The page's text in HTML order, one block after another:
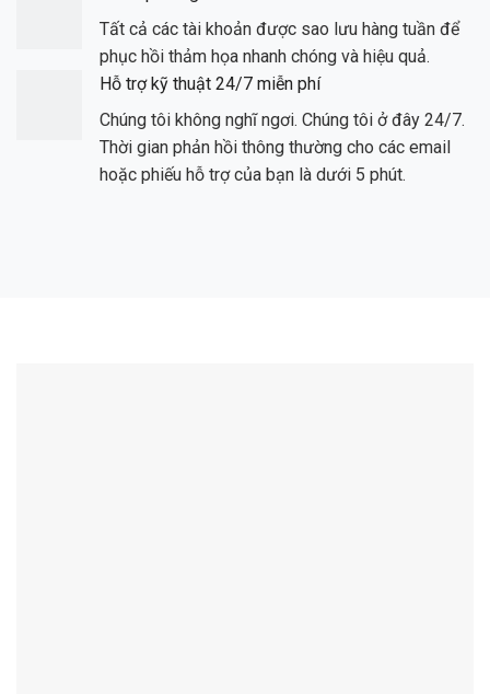
Tất cả các tài khoản được sao lưu hàng tuần để
phục hồi thảm họa nhanh chóng và hiệu quả.
Hỗ trợ kỹ thuật 24/7 miễn phí
Chúng tôi không nghĩ ngơi. Chúng tôi ở đây 24/7.
Thời gian phản hồi thông thường cho các email
hoặc phiếu hỗ trợ của bạn là dưới 5 phút.